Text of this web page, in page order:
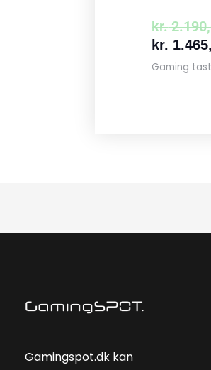
kr.
kr.
Gaming
Gamingspot.dk kan